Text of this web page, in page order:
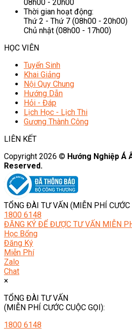
08h00 - 20h00
Thời gian hoạt động:
Thứ 2 - Thứ 7 (08h00 - 20h00)
Chủ nhật (08h00 - 17h00)
HỌC VIÊN
Tuyển Sinh
Khai Giảng
Nội Quy Chung
Hướng Dẫn
Hỏi - Đáp
Lịch Học - Lịch Thi
Gương Thành Công
LIÊN KẾT
Copyright 2026 © Hướng Nghiệp Á
Reserved.
TỔNG ĐÀI TƯ VẤN (MIỄN PHÍ CƯỚC
1800 6148
ĐĂNG KÝ ĐỂ ĐƯỢC TƯ VẤN MIỄN
Học Bổng
Đăng Ký
Miễn Phí
Zalo
Chat
×
TỔNG ĐÀI TƯ VẤN
(MIỄN PHÍ CƯỚC CUỘC GỌI):
1800 6148